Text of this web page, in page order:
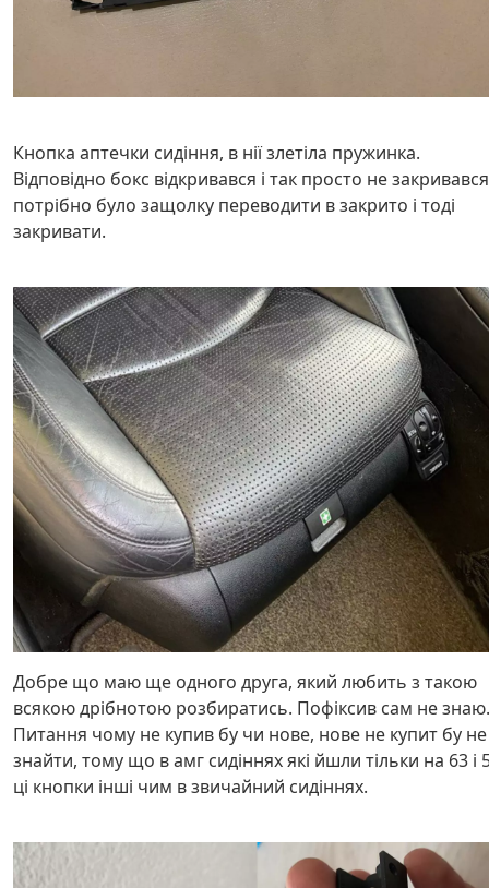
Кнопка аптечки сидіння, в нії злетіла пружинка.
Відповідно бокс відкривався і так просто не
потрібно було защолку переводити в закрито і тоді
закривати.
Добре що маю ще одного друга, який любить з такою
всякою дрібнотою розбиратись. Пофіксив сам не знаю.
Питання чому не купив бу чи нове, нове не купит бу не
знайти, тому що в амг сидіннях які йшли тільки на 63 і
ці кнопки інші чим в звичайний сидіннях.